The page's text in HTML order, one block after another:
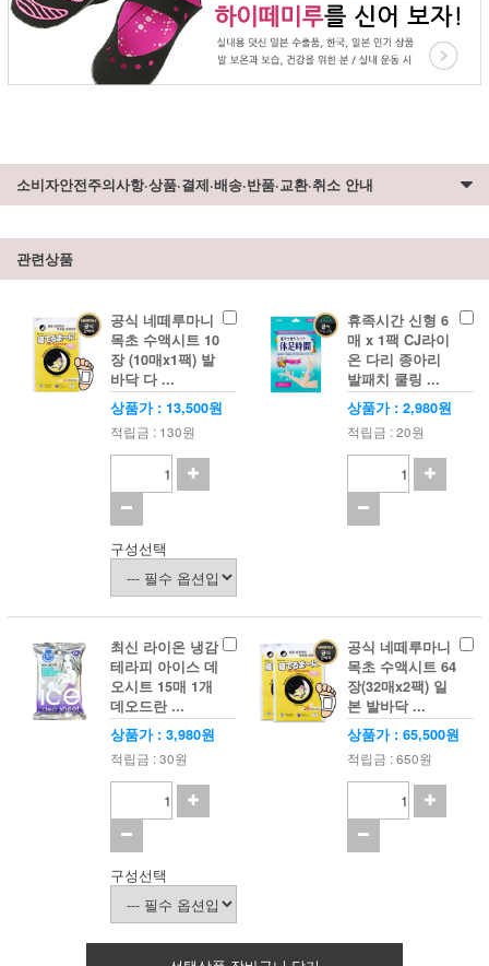
소비자안전주의사항·상품·결제·배송·반품·교환·취소 안내
관련상품
공식 네떼루마니
목초 수액시트 10
장 (10매x1팩) 발
바닥 다 ...
상품가 : 13,500원
적립금 : 130원
구성선택
휴족시간 신형 6
매 x 1팩 CJ라이
온 다리 종아리
발패치 쿨링 ...
상품가 : 2,980원
적립금 : 20원
최신 라이온 냉감
테라피 아이스 데
오시트 15매 1개
데오드란 ...
상품가 : 3,980원
적립금 : 30원
구성선택
공식 네떼루마니
목초 수액시트 64
장(32매x2팩) 일
본 발바닥 ...
상품가 : 65,500원
적립금 : 650원